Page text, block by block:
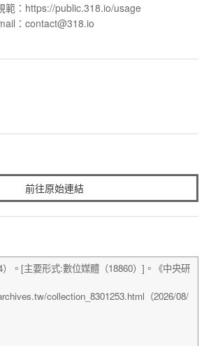
範：https://public.318.io/usage
：contact@318.io
前往原始連結